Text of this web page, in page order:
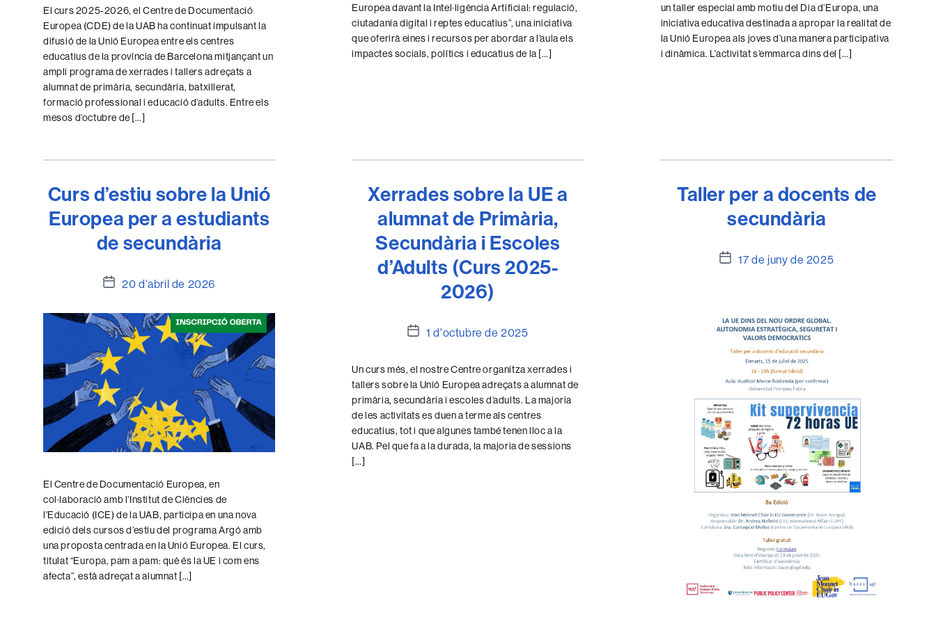
El curs 2025-2026, el Centre de Documentació
Europea (CDE) de la UAB ha continuat impulsant la
difusió de la Unió Europea entre els centres
educatius de la província de Barcelona mitjançant un
ampli programa de xerrades i tallers adreçats a
alumnat de primària, secundària, batxillerat,
formació professional i educació d’adults. Entre els
mesos d’octubre de […]
Europea davant la Intel·ligència Artificial: regulació,
ciutadania digital i reptes educatius”, una iniciativa
que oferirà eines i recursos per abordar a l’aula els
impactes socials, polítics i educatius de la […]
un taller especial amb motiu del Dia d’Europa, una
iniciativa educativa destinada a apropar la realitat de
la Unió Europea als joves d’una manera participativa
i dinàmica. L’activitat s’emmarca dins del […]
Curs d’estiu sobre la Unió
Europea per a estudiants
de secundària
Data
l'entrada
20 d'abril de 2026
El Centre de Documentació Europea, en
col·laboració amb l’Institut de Ciències de
l’Educació (ICE) de la UAB, participa en una nova
edició dels cursos d’estiu del programa Argó amb
una proposta centrada en la Unió Europea. El curs,
titulat “Europa, pam a pam: què és la UE i com ens
afecta”, està adreçat a alumnat […]
Xerrades sobre la UE a
alumnat de Primària,
Secundària i Escoles
d’Adults (Curs 2025-
2026)
Data
l'entrada
1 d'octubre de 2025
Un curs més, el nostre Centre organitza xerrades i
tallers sobre la Unió Europea adreçats a alumnat de
primària, secundària i escoles d’adults. La majoria
de les activitats es duen a terme als centres
educatius, tot i que algunes també tenen lloc a la
UAB. Pel que fa a la durada, la majoria de sessions
[…]
Taller per a docents de
secundària
Data17 de juny de 2025